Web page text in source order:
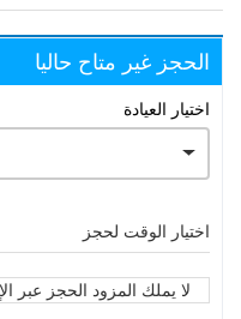
الحجز غير متاح حاليا
اختيار العيادة
اختيار الوقت لحجز
لا يملك المزود الحجز عبر